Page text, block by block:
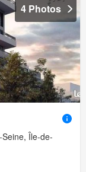
4 Photos
Île-de-